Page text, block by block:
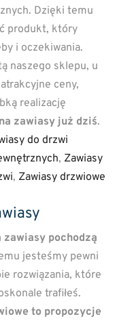
Dzięki temu
produkt, który
i oczekiwania.
naszego sklepu, u
ceny,
realizację
zawiasy już dziś.
do drzwi
, Zawiasy
, Zawiasy drzwiowe
zawiasy pochodzą
jesteśmy pewni
rozwiązania, które
trafiłeś.
to propozycje